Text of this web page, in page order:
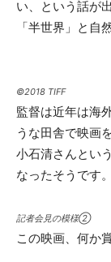
い、という話が出
「半世界」と自
©2018 TIFF
監督は近年は海
うな田舎で映画
小石清さんとい
なったそうです。
記者会見の模様②
この映画、何か